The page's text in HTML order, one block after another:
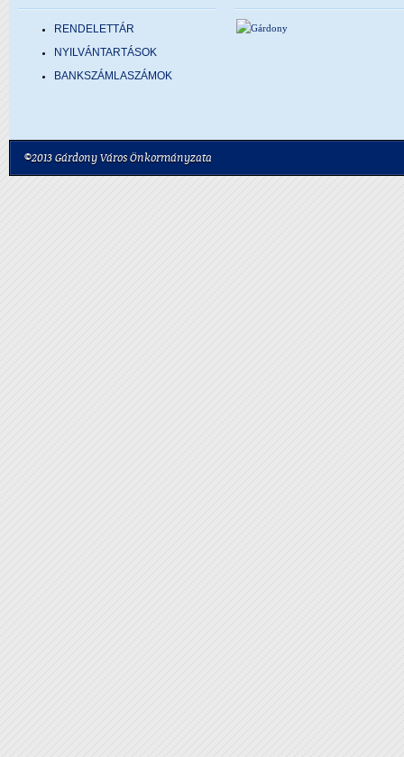
RENDELETTÁR
NYILVÁNTARTÁSOK
BANKSZÁMLASZÁMOK
©2013 Gárdony Város Önkormányzata